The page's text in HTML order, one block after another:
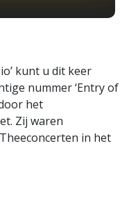
kunt u dit keer
nummer ‘Entry of
het
Zij waren
in het